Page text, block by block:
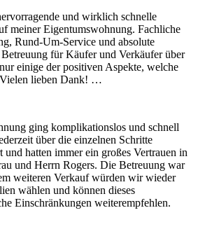
und wirklich schnelle
meiner Eigentumswohnung. Fachliche
Rund-Um-Service und absolute
für Käufer und Verkäufer über
einige der positiven Aspekte, welche
lieben Dank! …
ging komplikationslos und schnell
über die einzelnen Schritte
hatten immer ein großes Vertrauen in
und Herrn Rogers. Die Betreuung war
weiteren Verkauf würden wir wieder
wählen und können dieses
Einschränkungen weiterempfehlen.